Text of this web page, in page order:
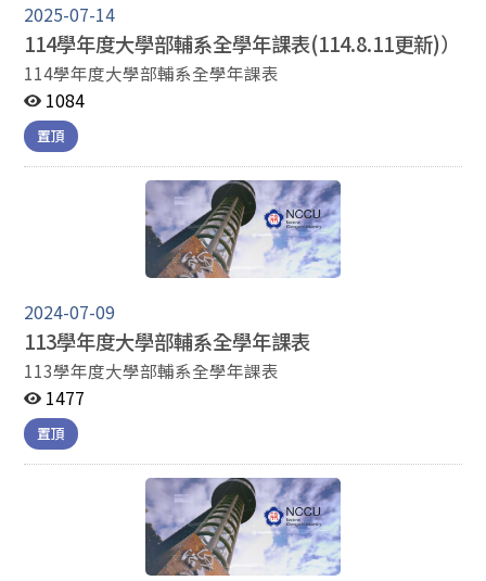
2025-07-14
114學年度大學部輔系全學年課表(114.8.11更新)）
114學年度大學部輔系全學年課表
1084
置頂
2024-07-09
113學年度大學部輔系全學年課表
113學年度大學部輔系全學年課表
1477
置頂